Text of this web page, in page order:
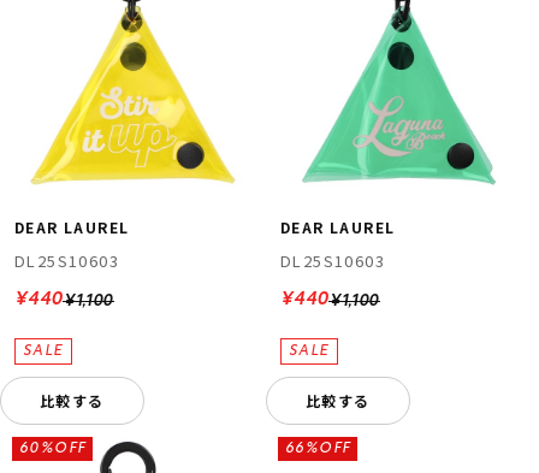
中古/アウトレット スノ
お問い合わせ
ムラサキスポーツ 公式アプリ
ポイント・クーポンもこのアプリで！
DEAR LAUREL
DL25S10603
¥1,100
¥440
比較する
DEAR LAUREL
DL25S10603
¥1,100
¥440
比較する
60%OFF 66%OFF